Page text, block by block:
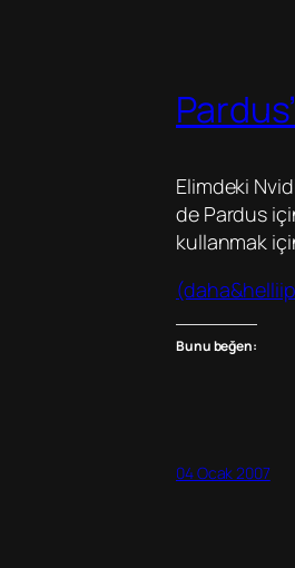
Elimdeki
de Pardus
kullanmak
Bunu beğen:
04 Ocak 2007